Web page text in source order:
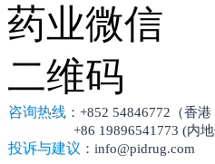
咨询热线 ：+852 54846772（香
+86 19896541773 (内地长
投诉与建议 ：info@pidrug.com